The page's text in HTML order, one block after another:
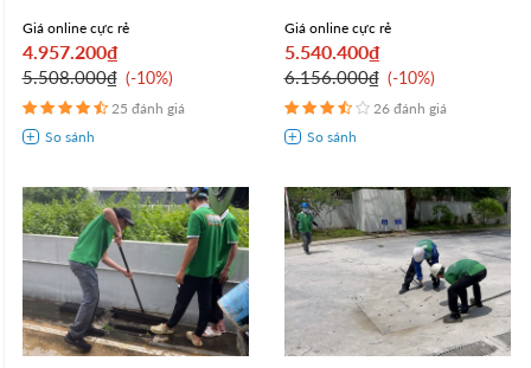
Giá online cực rẻ
4.957.200₫
5.508.000₫ -10%
25 đánh giá
Giá online cực rẻ
5.540.400₫
6.156.000₫ -10%
26 đánh giá